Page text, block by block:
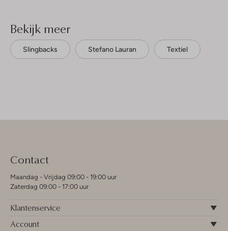
Bekijk meer
Slingbacks Stefano Lauran Textiel
Contact
Maandag - Vrijdag 09:00 - 19:00 uur
Zaterdag 09:00 - 17:00 uur
Klantenservice
Account